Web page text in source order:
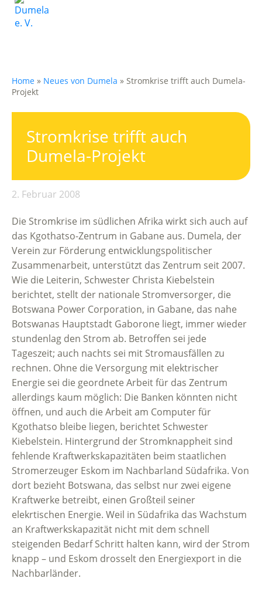
Home » Neues von Dumela » Stromkrise trifft auch Dumela-
Projekt
Stromkrise trifft auch
Dumela-Projekt
2. Februar 2008
Die Stromkrise im südlichen Afrika wirkt sich auch auf
das Kgothatso-Zentrum in Gabane aus. Dumela, der
Verein zur Förderung entwicklungspolitischer
Zusammenarbeit, unterstützt das Zentrum seit 2007.
Wie die Leiterin, Schwester Christa Kiebelstein
berichtet, stellt der nationale Stromversorger, die
Botswana Power Corporation, in Gabane, das nahe
Botswanas Hauptstadt Gaborone liegt, immer wieder
stundenlag den Strom ab. Betroffen sei jede
Tageszeit; auch nachts sei mit Stromausfällen zu
rechnen. Ohne die Versorgung mit elektrischer
Energie sei die geordnete Arbeit für das Zentrum
allerdings kaum möglich: Die Banken könnten nicht
öffnen, und auch die Arbeit am Computer für
Kgothatso bleibe liegen, berichtet Schwester
Kiebelstein. Hintergrund der Stromknappheit sind
fehlende Kraftwerkskapazitäten beim staatlichen
Stromerzeuger Eskom im Nachbarland Südafrika. Von
dort bezieht Botswana, das selbst nur zwei eigene
Kraftwerke betreibt, einen Großteil seiner
elekrtischen Energie. Weil in Südafrika das Wachstum
an Kraftwerkskapazität nicht mit dem schnell
steigenden Bedarf Schritt halten kann, wird der Strom
knapp – und Eskom drosselt den Energiexport in die
Nachbarländer.